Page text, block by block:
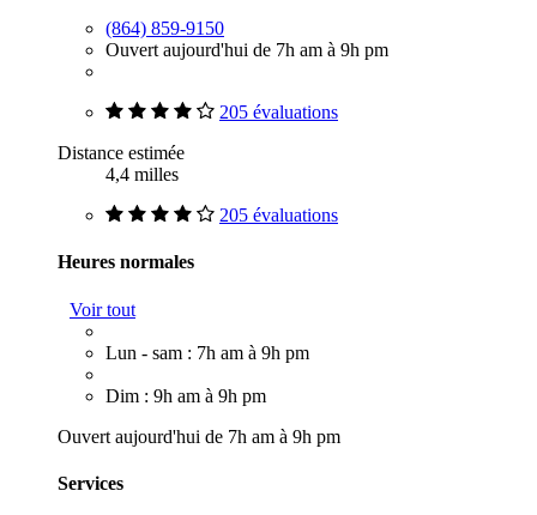
(864) 859-9150
Ouvert aujourd'hui de 7h am à 9h pm
205 évaluations
Distance estimée
4,4 milles
205 évaluations
Heures normales
Voir tout
Lun - sam : 7h am à 9h pm
Dim : 9h am à 9h pm
Ouvert aujourd'hui de 7h am à 9h pm
Services